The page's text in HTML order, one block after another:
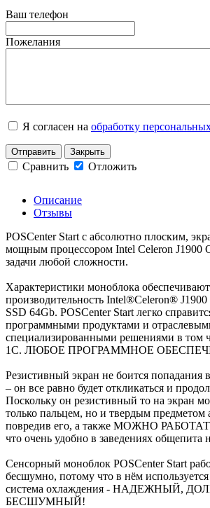
Ваш телефон
Пожелания
Я согласен на обработку
Отправить Закрыть
Сравнить Отложить
Описание
Отзывы
POSСenter Start с абсолютно плоским,
мощным процессором Intel Celeron J1900
задачи любой сложности.
Характеристики моноблока
производительность Intel®Celeron®
SSD 64Gb. POSCenter Start легко
программными продуктами и
специализированными решениями в том
1С. ЛЮБОЕ ПРОГРАММНОЕ
Резистивный экран не боится попадания
– он все равно будет откликаться и
Поскольку он резистивный то на экран
только пальцем, но и твердым предметом
повредив его, а также МОЖНО
что очень удобно в заведениях общепита
Сенсорный моноблок POSCenter Start
бесшумно, потому что в нём используется
система охлаждения - НАДЕЖНЫЙ,
БЕСШУМНЫЙ!